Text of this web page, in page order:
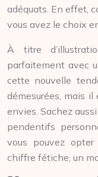
adéquats. En effet,
vous avez le choix
À titre
parfaitement avec
cette nouvelle
démesurées, mais
envies. Sachez
pendentifs
vous pouvez
chiffre fétiche, un